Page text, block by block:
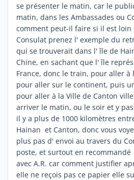
se présenter le matin, car le
matin, dans les Ambassades ou
comment peut-il faire si il est loin
Consulat prenez l' exemple du
qui se trouverait dans l' île de
Chine, en sachant que l' île
France, donc le train, pour aller à
pour aller sur le continent, puis
pour aller à la Ville de Canton
arriver le matin, ou le soir et y
il y a plus de 1000 kilomètres
Hainan et Canton, donc vous
plus pas d' envoi au travers du
poste, et surtout en recommandé
avec A.R. car comment justifier
elle ne reçois pas ce papier elle